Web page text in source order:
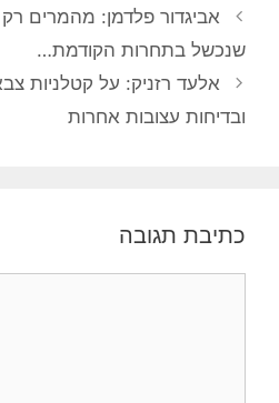
אביגדור פלדמן: מהמרים
שנכשל בתחרות הקודמת…
אלעד רזניק: על קטלניות
ובדיחות עצובות אחרות
כתיבת תגובה